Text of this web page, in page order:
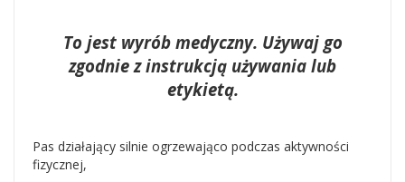
To jest wyrób medyczny. Używaj go
zgodnie z instrukcją używania lub
etykietą.
Pas działający silnie ogrzewająco podczas aktywności
fizycznej,